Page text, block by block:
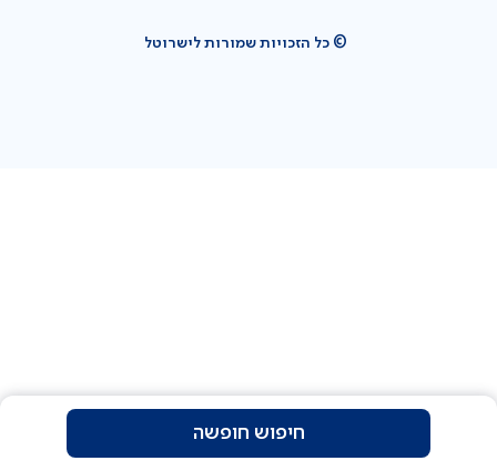
© כל הזכויות שמורות לישרוטל
חיפוש חופשה